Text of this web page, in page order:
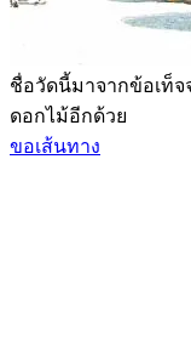
ชื่อวัดนี้มาจากข้อเท็จจ
ดอกไม้อีกด้วย
ขอเส้นทาง